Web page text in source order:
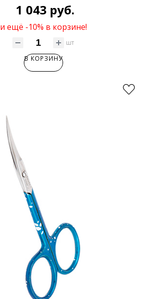
1 043 руб.
и ещё -10% в корзине!
шт
В КОРЗИНУ